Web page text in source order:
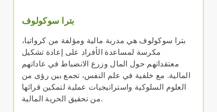
بترا سوكولوف
بترا سوكولوف هي مدربة مالية ومؤلفة من كرواتيا،
مكرسة لمساعدة الأفراد على إعادة تشكيل
معتقداتهم حول المال وزرع الانضباط في عاداتهم
المالية. مع خلفية في علم النفس، تجمع بين رؤى من
العلوم السلوكية واستراتيجيات عملية لتمكين قرائها
من تحقيق الحرية المالية.